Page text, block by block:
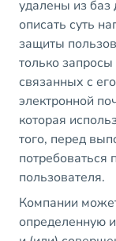
удалены из
описать суть
защиты
только
связанных с
электронной
которая
того, перед
потребоваться
пользователя.
Компании
определенную